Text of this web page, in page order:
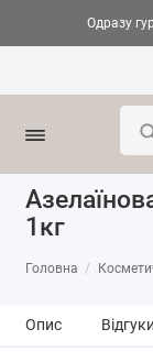
Одразу
1кг
Головна
Опис Відгуки